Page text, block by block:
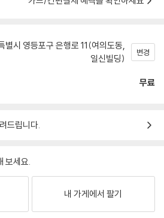
별시 영등포구 은행로 11(여의도동,
일신빌딩)
변경
무료
드립니다.
보세요.
내 가게에서 팔기